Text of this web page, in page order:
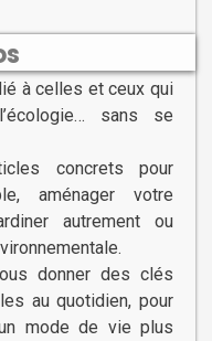
à celles et ceux qui
sans se
concrets pour
aménager votre
autrement ou
donner des clés
au quotidien, pour
mode de vie plus